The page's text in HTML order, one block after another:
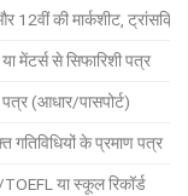
12वीं की मार्कशीट,
या मेंटर्स से सिफारिशी पत्र
(आधार/पासपोर्ट)
गतिविधियों के प्रमाण पत्र
या स्कूल रिकॉर्ड